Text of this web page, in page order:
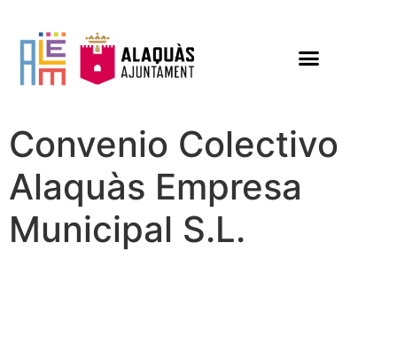
Convenio Colectivo
Alaquàs Empresa
Municipal S.L.